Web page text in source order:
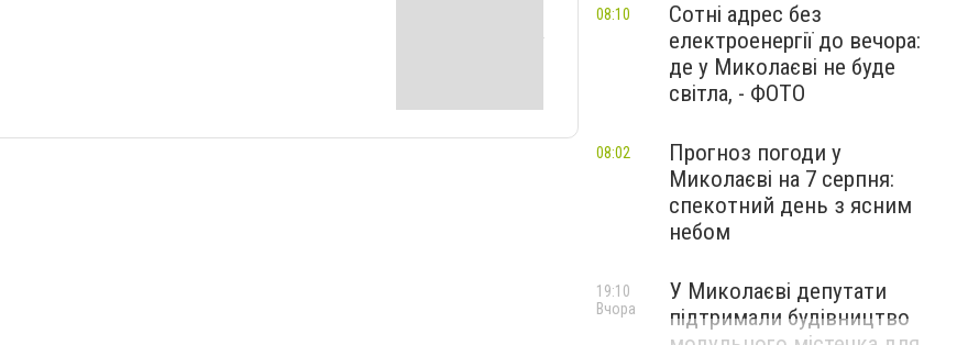
Сотні адрес без
електроенергії до вечора:
де у Миколаєві не буде
світла, - ФОТО
08:10
Прогноз погоди у
Миколаєві на 7 серпня:
спекотний день з ясним
небом
08:02
У Миколаєві депутати
підтримали будівництво
19:10
Вчора